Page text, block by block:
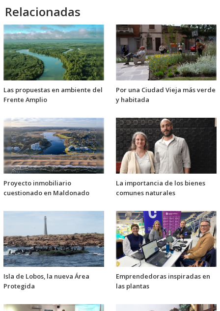
Relacionadas
Las propuestas en ambiente del
Frente Amplio
Por una Ciudad Vieja más verde
y habitada
Proyecto inmobiliario
cuestionado en Maldonado
La importancia de los bienes
comunes naturales
Isla de Lobos, la nueva Área
Protegida
Emprendedoras inspiradas en
las plantas